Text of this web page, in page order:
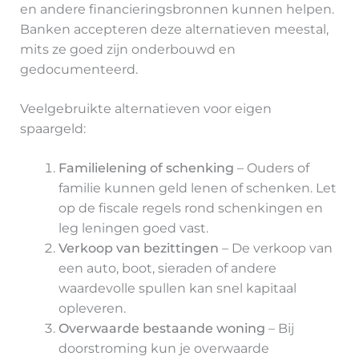
en andere financieringsbronnen kunnen helpen.
Banken accepteren deze alternatieven meestal,
mits ze goed zijn onderbouwd en
gedocumenteerd.
Veelgebruikte alternatieven voor eigen
spaargeld:
Familielening of schenking – Ouders of
familie kunnen geld lenen of schenken. Let
op de fiscale regels rond schenkingen en
leg leningen goed vast.
Verkoop van bezittingen – De verkoop van
een auto, boot, sieraden of andere
waardevolle spullen kan snel kapitaal
opleveren.
Overwaarde bestaande woning – Bij
doorstroming kun je overwaarde